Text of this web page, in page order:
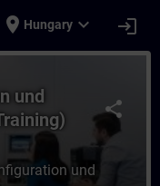
place Hungary expand_more login
share
und
und